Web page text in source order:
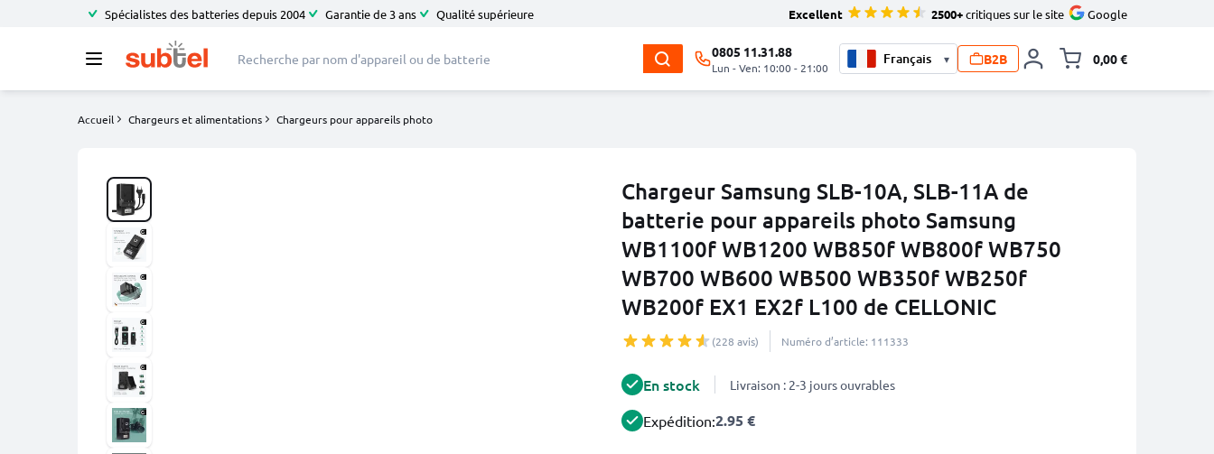
Spécialistes des batteries depuis 2004 Garantie de 3 ans Qualité supérieure Excellent 2500+critiques sur le site Google
0805 11.31.88
Lun - Ven: 10:00 - 21:00
▾ B2B 0,00 €
Accueil Chargeurs et alimentations Chargeurs pour appareils photo
Chargeur Samsung SLB-10A, SLB-11A de
batterie pour appareils photo Samsung
WB1100f WB1200 WB850f WB800f WB750
WB700 WB600 WB500 WB350f WB250f
WB200f EX1 EX2f L100 de CELLONIC
(228 avis) Numéro d’article: 111333
En stock Livraison : 2-3 jours ouvrables
Expédition:2.95 €